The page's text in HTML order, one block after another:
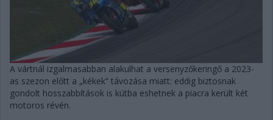
A vártnál izgalmasabban alakulhat a versenyzőkeringő a 2023-
as szezon előtt a „kékek” távozása miatt: eddig biztosnak
gondolt hosszabbítások is kútba eshetnek a piacra került két
motoros révén.